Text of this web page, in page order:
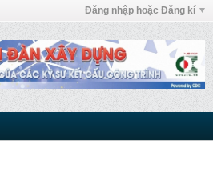
Đăng nhập hoặc Đăng kí